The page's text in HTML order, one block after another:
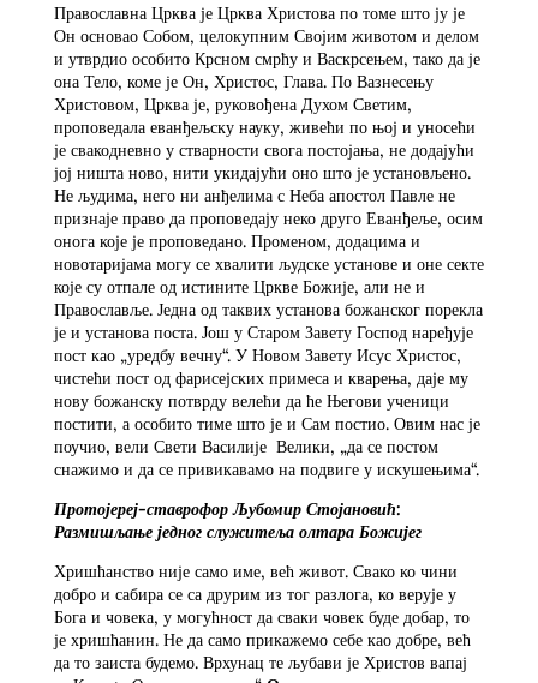
Православна Црква је Црква Христова по томе што ју је
Он основао Собом, целокупним Својим животом и делом
и утврдио особито Крсном смрћу и Васкрсењем, тако да је
она Тело, коме је Он, Христос, Глава. По Вазнесењу
Христовом, Црква је, руковођена Духом Светим,
проповедала еванђељску науку, живећи по њој и уносећи
је свакодневно у стварности свога постојања, не додајући
јој ништа ново, нити укидајући оно што је установљено.
Не људима, него ни анђелима с Неба апостол Павле не
признаје право да проповедају неко друго Еванђеље, осим
онога које је проповедано. Променом, додацима и
новотаријама могу се хвалити људске установе и оне секте
које су отпале од истините Цркве Божије, али не и
Православље. Једна од таквих установа божанског порекла
је и установа поста. Још у Старом Завету Господ наређује
пост као „уредбу вечну“. У Новом Завету Исус Христос,
чистећи пост од фарисејских примеса и кварења, даје му
нову божанску потврду велећи да ће Његови ученици
постити, а особито тиме што је и Сам постио. Овим нас је
поучио, вели Свети Василије Велики, „да се постом
снажимо и да се привикавамо на подвиге у искушењима“.
Протојереј-ставрофор Љубомир Стојановић:
Размишљање једног служитеља олтара Божијег
Хришћанство није само име, већ живот. Свако ко чини
добро и сабира се са друрим из тог разлога, ко верује у
Бога и човека, у могућност да сваки човек буде добар, то
је хришћанин. Не да само прикажемо себе као добре, већ
да то заиста будемо. Врхунац те љубави је Христов вапај